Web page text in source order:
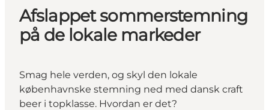
Afslappet sommerstemning
på de lokale markeder
Smag hele verden, og skyl den lokale
københavnske stemning ned med dansk craft
beer i topklasse. Hvordan er det?